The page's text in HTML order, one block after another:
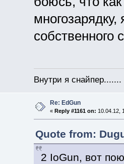
Внутри я
Re: EdGun
« Reply #1161 on: 10.04.12,
Quote from:
2 IoGun, вот